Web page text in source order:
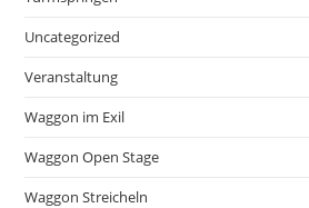
Uncategorized
Veranstaltung
Waggon im Exil
Waggon Open Stage
Waggon Streicheln